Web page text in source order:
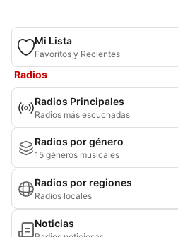
Mi Lista
Favoritos y Recientes
Radios
Radios Principales
Radios más escuchadas
Radios por género
15 géneros musicales
Radios por regiones
Radios locales
Noticias